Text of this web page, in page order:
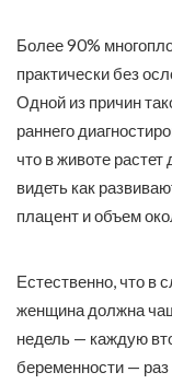
Более 90%
практически без
Одной из причин
раннего
что в животе
видеть как
плацент и объем
Естественно, что в
женщина должна
недель — каждую
беременности —